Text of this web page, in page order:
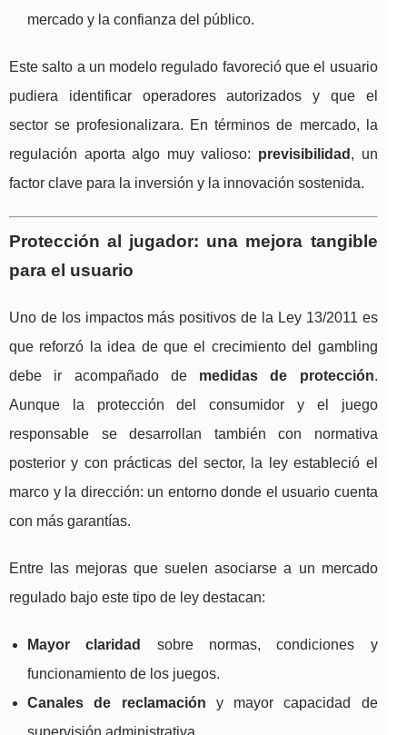
mercado y la confianza del público.
Este salto a un modelo regulado favoreció que el usuario
pudiera identificar operadores autorizados y que el
sector se profesionalizara. En términos de mercado, la
regulación aporta algo muy valioso: previsibilidad , un
factor clave para la inversión y la innovación sostenida.
Protección al jugador: una mejora tangible
para el usuario
Uno de los impactos más positivos de la Ley 13/2011 es
que reforzó la idea de que el crecimiento del gambling
debe ir acompañado de medidas de protección.
Aunque la protección del consumidor y el juego
responsable se desarrollan también con normativa
posterior y con prácticas del sector, la ley estableció el
marco y la dirección: un entorno donde el usuario cuenta
con más garantías.
Entre las mejoras que suelen asociarse a un mercado
regulado bajo este tipo de ley destacan:
Mayor claridad
sobre normas, condiciones y
funcionamiento de los juegos.
Canales de reclamación y mayor capacidad de